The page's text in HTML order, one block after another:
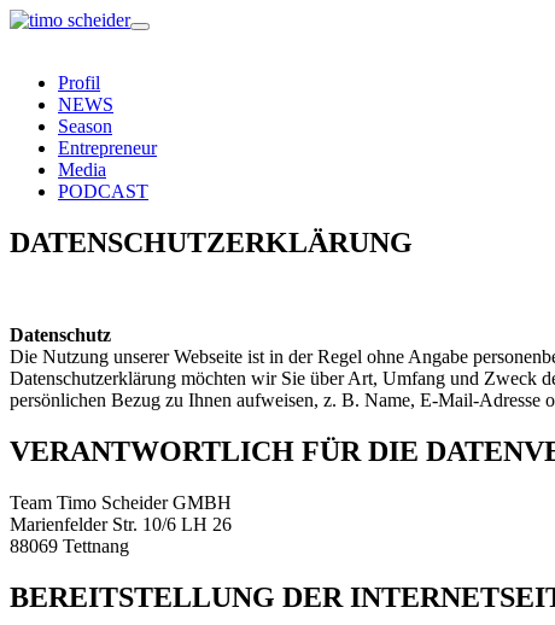
Profil
NEWS
Season
Entrepreneur
Media
PODCAST
DATENSCHUTZERKLÄRUNG
Datenschutz
Die Nutzung unserer Webseite ist in der Regel ohne Angabe
Datenschutzerklärung möchten wir Sie über Art, Umfang und Zweck
persönlichen Bezug zu Ihnen aufweisen, z. B. Name, E-Mail-Adresse
VERANTWORTLICH FÜR DIE
Team Timo Scheider GMBH
Marienfelder Str. 10/6 LH 26
88069 Tettnang
BEREITSTELLUNG DER